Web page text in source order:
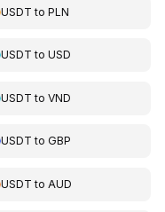
USDT toPLN
USDT toUSD
USDT toVND
USDT toGBP
USDT to AUD